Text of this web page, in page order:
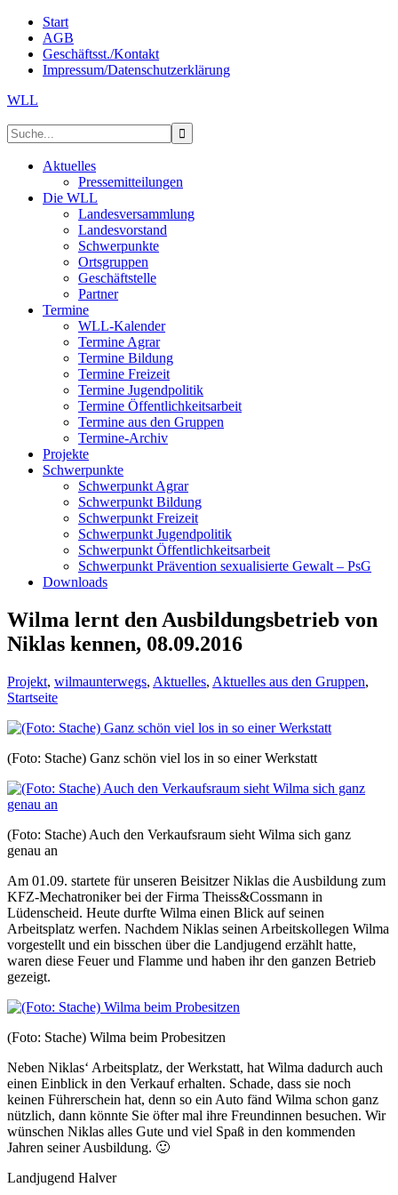
Start
AGB
Geschäftsst./Kontakt
Impressum/Datenschutzerklärung
WLL
Aktuelles
Pressemitteilungen
Die WLL
Landesversammlung
Landesvorstand
Schwerpunkte
Ortsgruppen
Geschäftstelle
Partner
Termine
WLL-Kalender
Termine Agrar
Termine Bildung
Termine Freizeit
Termine Jugendpolitik
Termine Öffentlichkeitsarbeit
Termine aus den Gruppen
Termine-Archiv
Projekte
Schwerpunkte
Schwerpunkt Agrar
Schwerpunkt Bildung
Schwerpunkt Freizeit
Schwerpunkt Jugendpolitik
Schwerpunkt Öffentlichkeitsarbeit
Schwerpunkt Prävention sexualisierte Gewalt – PsG
Downloads
Wilma lernt den Ausbildungsbetrieb von
Niklas kennen, 08.09.2016
Projekt, wilmaunterwegs, Aktuelles, Aktuelles aus den Gruppen,
Startseite
(Foto: Stache) Ganz schön viel los in so einer Werkstatt
(Foto: Stache) Auch den Verkaufsraum sieht Wilma sich ganz
genau an
Am 01.09. startete für unseren Beisitzer Niklas die Ausbildung zum
KFZ-Mechatroniker bei der Firma Theiss&Cossmann in
Lüdenscheid. Heute durfte Wilma einen Blick auf seinen
Arbeitsplatz werfen. Nachdem Niklas seinen Arbeitskollegen Wilma
vorgestellt und ein bisschen über die Landjugend erzählt hatte,
waren diese Feuer und Flamme und haben ihr den ganzen Betrieb
gezeigt.
(Foto: Stache) Wilma beim Probesitzen
Neben Niklas‘ Arbeitsplatz, der Werkstatt, hat Wilma dadurch auch
einen Einblick in den Verkauf erhalten. Schade, dass sie noch
keinen Führerschein hat, denn so ein Auto fänd Wilma schon ganz
nützlich, dann könnte Sie öfter mal ihre Freundinnen besuchen. Wir
wünschen Niklas alles Gute und viel Spaß in den kommenden
Jahren seiner Ausbildung. 🙂
Landjugend Halver